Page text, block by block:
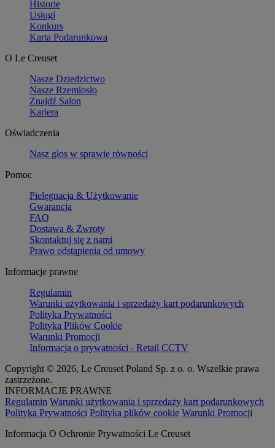
Historie
Usługi
Konkurs
Karta Podarunkowa
O Le Creuset
Nasze Dziedzictwo
Nasze Rzemiosło
Znajdź Salon
Kariera
Oświadczenia
Nasz głos w sprawie równości
Pomoc
Pielęgnacja & Użytkowanie
Gwarancja
FAQ
Dostawa & Zwroty
Skontaktuj się z nami
Prawo odstąpienia od umowy
Informacje prawne
Regulamin
Warunki użytkowania i sprzedaży kart podarunkowych
Polityka Prywatności
Polityka Plików Cookie
Warunki Promocji
Informacja o prywatności - Retail CCTV
Copyright © 2026, Le Creuset Poland Sp. z o. o. Wszelkie prawa
zastrzeżone.
INFORMACJE PRAWNE
Regulamin Warunki użytkowania i sprzedaży kart podarunkowych
Polityka Prywatności Polityka plików cookie Warunki Promocji
Informacja O Ochronie Prywatności Le Creuset